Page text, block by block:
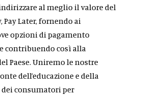
al meglio il valore del
Pay Later, fornendo ai
opzioni di pagamento
contribuendo così alla
Paese. Uniremo le nostre
dell’educazione e della
consumatori per